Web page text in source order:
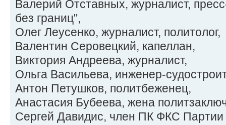
Валерий Отставных, журналист,
без границ",
Олег Леусенко, журналист, политолог,
Валентин Серовецкий, капеллан,
Виктория Андреева, журналист,
Ольга Васильева, инженер-
Антон Петушков, политбеженец,
Анастасия Бубеева, жена
Сергей Давидис, член ПК ФКС Партии